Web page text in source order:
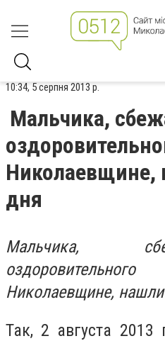
10:34, 5 серпня 2013 р.
Мальчика,
Николаевщине,
дня
Мальчика,
Николаевщине,
Так, 2 августа 2013